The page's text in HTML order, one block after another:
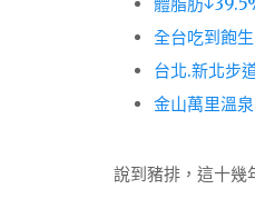
全台吃到飽
台北.新北步
金山萬里溫泉
說到豬排，這十幾